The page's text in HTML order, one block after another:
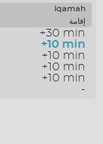
Iqamah
إقامة
+30 min
+10 min
+10 min
+10 min
+10 min
-